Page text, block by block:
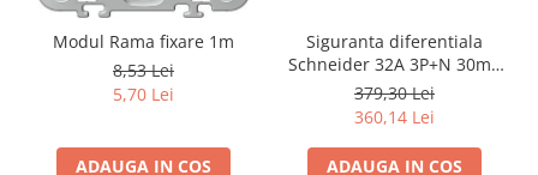
Modul Rama fixare 1m
8,53 Lei
5,70 Lei
ADAUGA IN COS
Siguranta diferentiala
Schneider 32A 3P+N 30mA
curba C tipAC 4,5kA RCBO
Easy9 EZ9D32732
379,30 Lei
360,14 Lei
ADAUGA IN COS